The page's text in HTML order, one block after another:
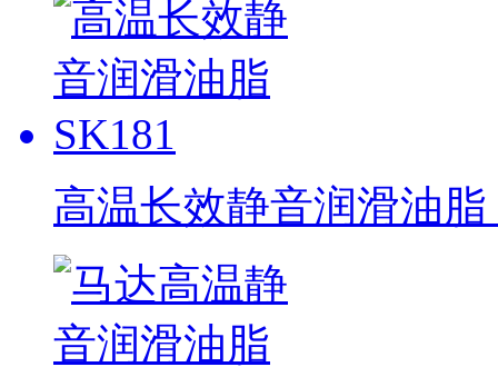
高温长效静音润滑油脂